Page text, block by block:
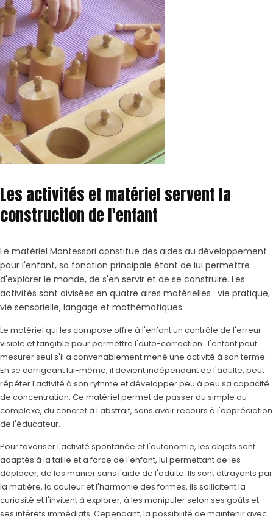
Les activités et matériel servent la
construction de l'enfant
Le matériel Montessori constitue des aides au développement
pour l'enfant, sa fonction principale étant de lui permettre
d'explorer le monde, de s'en servir et de se construire. Les
activités sont divisées en quatre aires matérielles : vie pratique,
vie sensorielle, langage et mathématiques.
Le matériel qui les compose offre à l'enfant un contrôle de l'erreur
visible et tangible pour permettre l'auto-correction : l'enfant peut
mesurer seul s'il a convenablement mené une activité à son terme.
En se corrigeant lui-même, il devient indépendant de l'adulte, peut
répéter l'activité à son rythme et développer peu à peu sa capacité
de concentration. Ce matériel permet de passer du simple au
complexe, du concret à l'abstrait, sans avoir recours à l'appréciation
de l'éducateur.
Pour favoriser l'activité spontanée et l'autonomie, les objets sont
adaptés à la taille et a force de l'enfant, lui permettant de les
déplacer, de les manier sans l'aide de l'adulte. Ils sont attrayants par
la matière, la couleur et l'harmonie des formes, ils sollicitent la
curiosité et l'invitent à explorer, à les manipuler selon ses goûts et
ses intérêts immédiats. Cependant, la possibilité de maintenir avec